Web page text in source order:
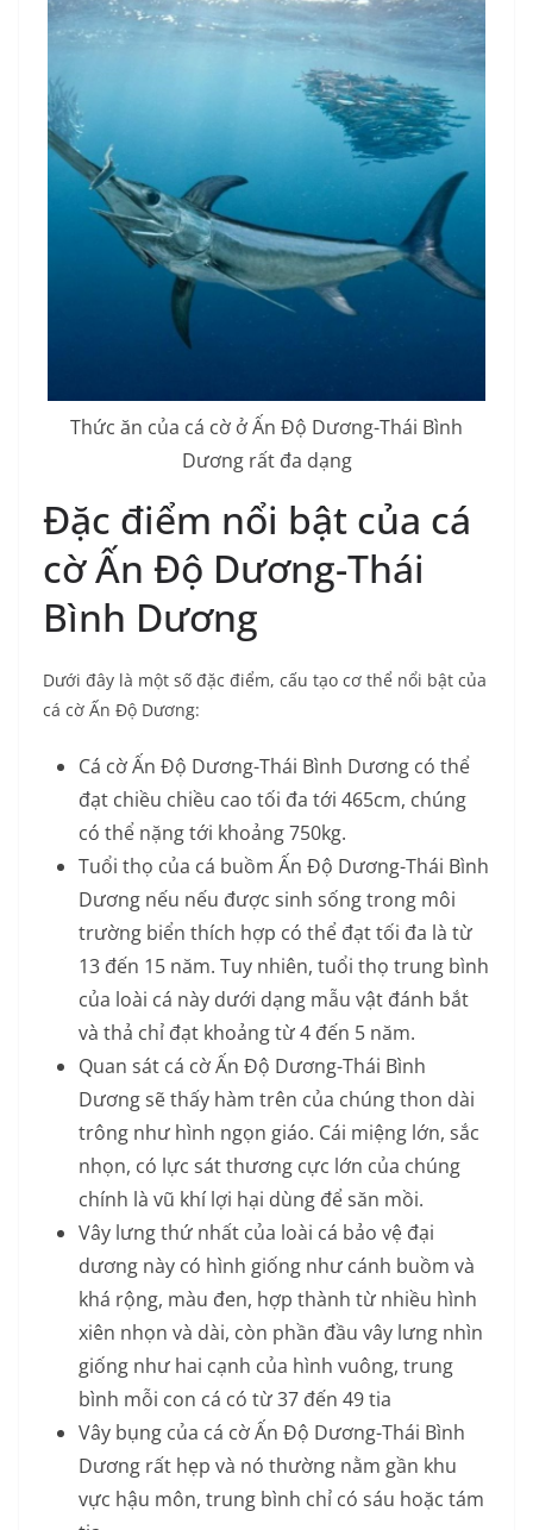
Thức ăn của cá cờ ở Ấn Độ Dương-Thái Bình
Dương rất đa dạng
Đặc điểm nổi bật của cá
cờ Ấn Độ Dương-Thái
Bình Dương
Dưới đây là một số đặc điểm, cấu tạo cơ thể nổi bật của
cá cờ Ấn Độ Dương:
Cá cờ Ấn Độ Dương-Thái Bình Dương có thể
đạt chiều chiều cao tối đa tới 465cm, chúng
có thể nặng tới khoảng 750kg.
Tuổi thọ của cá buồm Ấn Độ Dương-Thái Bình
Dương nếu nếu được sinh sống trong môi
trường biển thích hợp có thể đạt tối đa là từ
13 đến 15 năm. Tuy nhiên, tuổi thọ trung bình
của loài cá này dưới dạng mẫu vật đánh bắt
và thả chỉ đạt khoảng từ 4 đến 5 năm.
Quan sát cá cờ Ấn Độ Dương-Thái Bình
Dương sẽ thấy hàm trên của chúng thon dài
trông như hình ngọn giáo. Cái miệng lớn, sắc
nhọn, có lực sát thương cực lớn của chúng
chính là vũ khí lợi hại dùng để săn mồi.
Vây lưng thứ nhất của loài cá bảo vệ đại
dương này có hình giống như cánh buồm và
khá rộng, màu đen, hợp thành từ nhiều hình
xiên nhọn và dài, còn phần đầu vây lưng nhìn
giống như hai cạnh của hình vuông, trung
bình mỗi con cá có từ 37 đến 49 tia
Vây bụng của cá cờ Ấn Độ Dương-Thái Bình
Dương rất hẹp và nó thường nằm gần khu
vực hậu môn, trung bình chỉ có sáu hoặc tám